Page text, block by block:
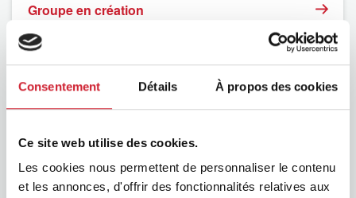
Consentement Détails À propos des cookies
Ce site web utilise des cookies.
Les cookies nous permettent de personnaliser le contenu
et les annonces, d'offrir des fonctionnalités relatives aux
Groupe en création